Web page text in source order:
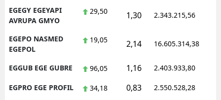
EGEGY EGEYAPI
AVRUPA GMYO
29,50 1,30 2.343.215,56
EGEPO NASMED
EGEPOL
19,05 2,14 16.605.314,38
EGGUB EGE GUBRE 96,05 1,16 2.403.933,80
EGPRO EGE PROFIL 34,18 0,83 2.550.528,28